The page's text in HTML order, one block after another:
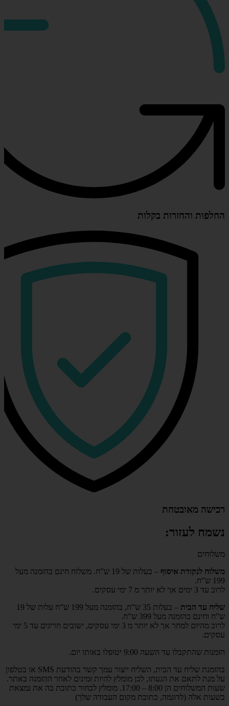
החלפות והחזרות בקלות
רכישה מאובטחת
נשמח לעזור:
משלוחים
משלוח לנקודת איסוף
– בעלות של 19 ש”ח. משלוח חינם בהזמנה מעל
199 ש”ח.
לרוב עד 3 ימים אך לא יותר מ 7 ימי עסקים.
שליח עד הבית
– בעלות 35 ש”ח, בהזמנה מעל 199 ש”ח עלות של 19
ש”ח וחינם בהזמנה מעל 399 ש”ח.
לרוב מהיום למחר אך לא יותר מ 3 ימי עסקים, ישובים חריגים עד 5 ימי
עסקים.
הזמנות שהתקבלו עד השעה 9:00 יטופלו באותו יום.
בהזמנת שליח עד הבית, השליח ייצור עמך קשר בהודעת SMS או בטלפון
על מנת לתאם את הגעתו, לכן מומלץ להיות זמינים לאחר ההזמנה באתר.
שעות המשלוחים הן 8:00 – 17:00. מומלץ לבחור כתובת בה את נמצאת
בשעות אלה (לדוגמה, כתובת מקום העבודה שלך)